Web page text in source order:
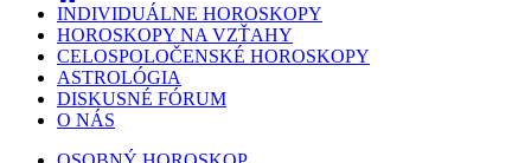
INDIVIDUÁLNE HOROSKOPY
HOROSKOPY NA VZŤAHY
CELOSPOLOČENSKÉ HOROSKOPY
ASTROLÓGIA
DISKUSNÉ FÓRUM
O NÁS